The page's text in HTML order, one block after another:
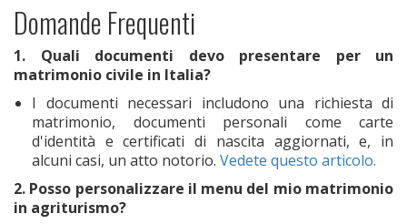
Domande Frequenti
1. Quali documenti devo presentare per un
matrimonio civile in Italia?
I documenti necessari includono una richiesta di
matrimonio, documenti personali come carte
d'identità e certificati di nascita aggiornati, e, in
alcuni casi, un atto notorio. Vedete questo articolo.
2. Posso personalizzare il menu del mio matrimonio
in agriturismo?